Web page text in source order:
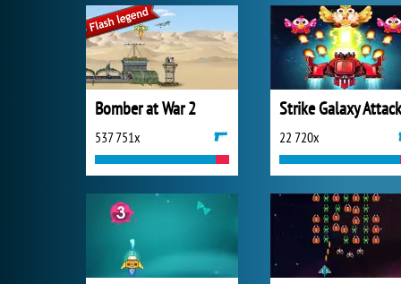
Bomber at War 2
537 751x
Strike Galaxy Attack
22 720x